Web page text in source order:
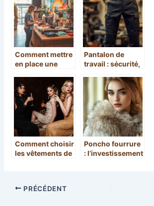
morphologies
les matériaux et
les couleurs
Comment mettre
en place une
vêtements contre
de l’argent
Pantalon de
travail : sécurité,
confort – Les
essentiels pour
les
professionnels
de la restauration
Comment choisir
les vêtements de
Poncho fourrure
: l’investissement
PRÉCÉDENT